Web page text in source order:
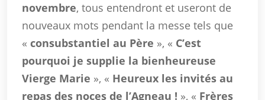
novembre, tous entendront et useront de
nouveaux mots pendant la messe tels que
« consubstantiel au Père », « C’est
pourquoi je supplie la bienheureuse
Vierge Marie », « Heureux les invités au
repas des noces de l’Agneau ! », « Frères